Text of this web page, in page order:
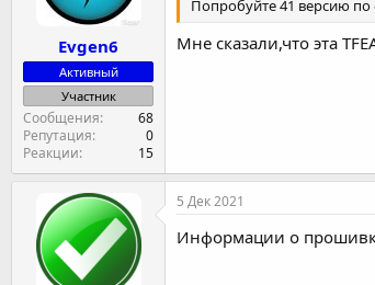
Evgen6
Активный
Участник
Сообщения
68
Репутация
0
Реакции
15
Попробуйте 41 версию по
Мне сказали,что эта
5 Дек 2021
Информации о